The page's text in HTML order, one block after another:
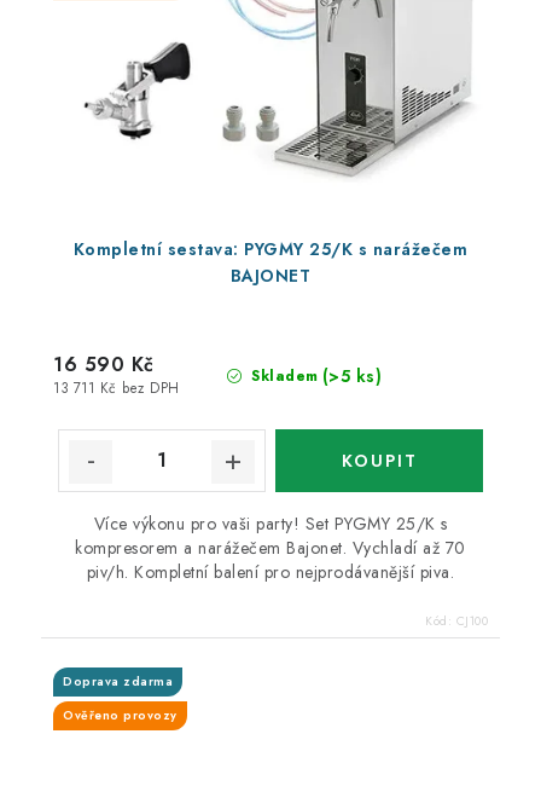
Kompletní sestava: PYGMY 25/K s narážečem
BAJONET
Skladem (>5 ks)
13 711 Kč bez DPH
16 590 Kč
Více výkonu pro vaši party! Set PYGMY 25/K s
kompresorem a narážečem Bajonet. Vychladí až 70
piv/h. Kompletní balení pro nejprodávanější piva.
Kód: CJ100
Doprava zdarma
Ověřeno provozy